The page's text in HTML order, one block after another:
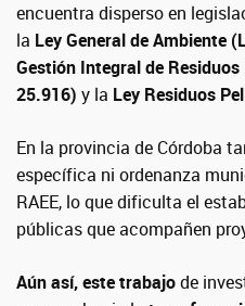
encuentra disperso en
la Ley General de Ambiente
Gestión Integral de
25.916) y la Ley Residuos
En la provincia de Córdoba
específica ni ordenanza
RAEE, lo que dificulta el
públicas que acompañen
Aún así, este trabajode